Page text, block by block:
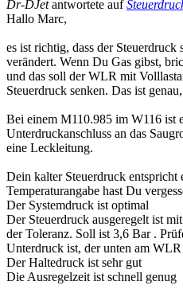
Dr-DJetantwortete auf
Hallo Marc,
es ist richtig, dass der
verändert. Wenn Du Gas gibst,
und das soll der WLR mit
Steuerdruck senken. Das ist
Bei einem M110.985 im W116 ist
Unterdruckanschluss an das
eine Leckleitung.
Dein kalter Steuerdruck entspricht
Temperaturangabe hast Du
Der Systemdruck ist optimal
Der Steuerdruck ausgeregelt ist
der Toleranz. Soll ist 3,6 Bar .
Unterdruck ist, der unten am
Der Haltedruck ist sehr gut
Die Ausregelzeit ist schnell genug